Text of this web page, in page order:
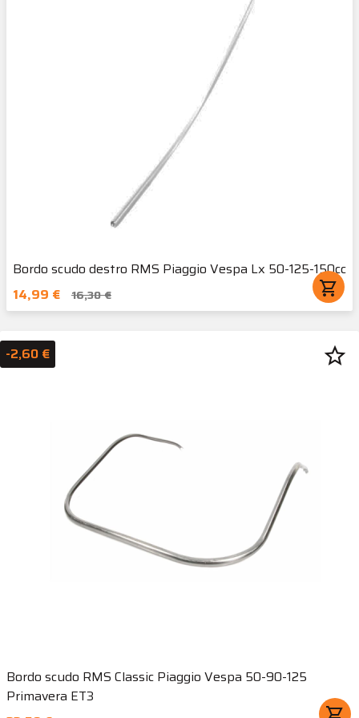
Bordo scudo destro RMS Piaggio Vespa Lx 50-125-150cc
14,99 €
16,30 € shopping_cart
Bordo scudo RMS Classic Piaggio Vespa 50-90-125
Primavera ET3
-2,60 € star_border